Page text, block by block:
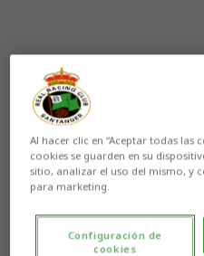
Al hacer clic en “Aceptar todas las
cookies se guarden en su
sitio, analizar el uso del mismo, y
para marketing.
Configuración de
cookies